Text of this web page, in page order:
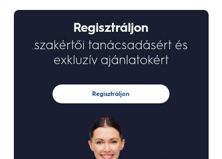
Regisztráljon
szakértői tanácsadásért és
exkluzív ajánlatokért
Regisztráljon